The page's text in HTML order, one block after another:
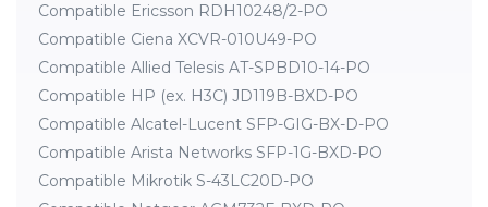
Compatible Ericsson RDH10248/2-PO
Compatible Ciena XCVR-010U49-PO
Compatible Allied Telesis AT-SPBD10-14-PO
Compatible HP (ex. H3C) JD119B-BXD-PO
Compatible Alcatel-Lucent SFP-GIG-BX-D-PO
Compatible Arista Networks SFP-1G-BXD-PO
Compatible Mikrotik S-43LC20D-PO